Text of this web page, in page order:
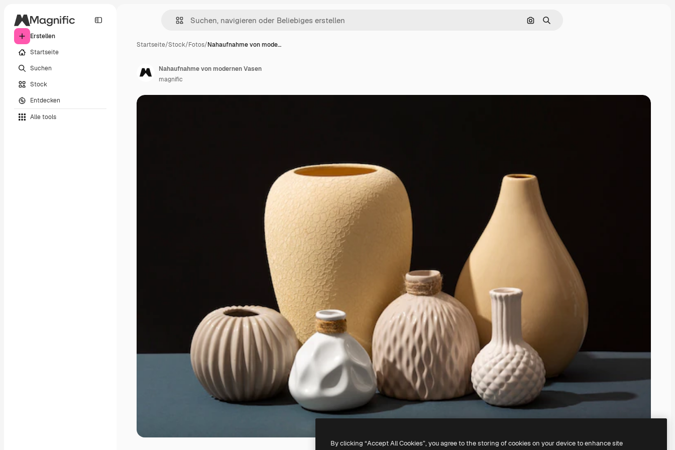
Erstellen
Startseite
Suchen
Stock
Entdecken
Alle tools
Nach Bild suchen
Suchen
Startseite/Stock/Fotos/Nahaufnahme von mode…
Nahaufnahme von modernen Vasen
magnific
By clicking “Accept All Cookies”, you agree to the storing of cookies on your device to enhance site